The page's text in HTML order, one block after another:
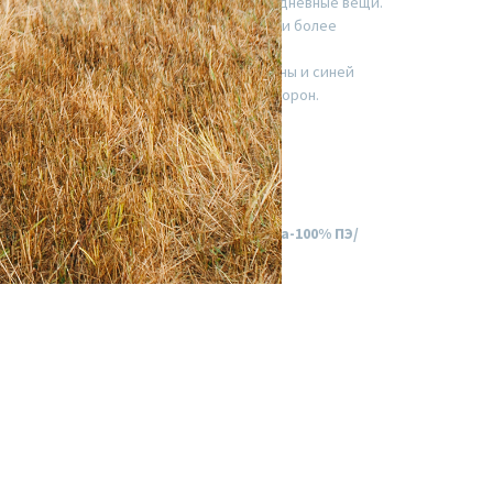
самое любимое - «дурашечная» сторона и более
жаккардовой ткани с одной стороны и синей
имеются боковые карманы с обеих сторон.
30% вискоза/ Изнаночная сторона-100% ПЭ/